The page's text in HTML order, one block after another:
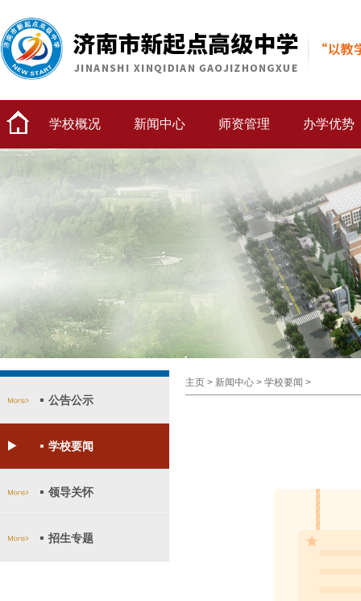
学校概况 新闻中心 师资管理 办学优势
公告公示
学校要闻
领导关怀
招生专题
主页 > 新闻中心 > 学校要闻 >